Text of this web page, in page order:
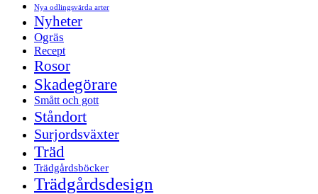
Nya odlingsvärda arter
Nyheter
Ogräs
Recept
Rosor
Skadegörare
Smått och gott
Ståndort
Surjordsväxter
Träd
Trädgårdsböcker
Trädgårdsdesign